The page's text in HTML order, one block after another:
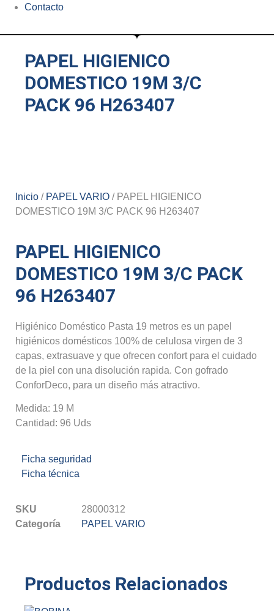
Contacto
PAPEL HIGIENICO
DOMESTICO 19M 3/C
PACK 96 H263407
Inicio / PAPEL VARIO / PAPEL HIGIENICO
DOMESTICO 19M 3/C PACK 96 H263407
PAPEL HIGIENICO
DOMESTICO 19M 3/C PACK
96 H263407
Higiénico Doméstico Pasta 19 metros es un papel
higiénicos domésticos 100% de celulosa virgen de 3
capas, extrasuave y que ofrecen confort para el cuidado
de la piel con una disolución rapida. Con gofrado
ConforDeco, para un diseño más atractivo.
Medida: 19 M
Cantidad: 96 Uds
Ficha seguridad
Ficha técnica
SKU
28000312
Categoría
PAPEL VARIO
Productos Relacionados